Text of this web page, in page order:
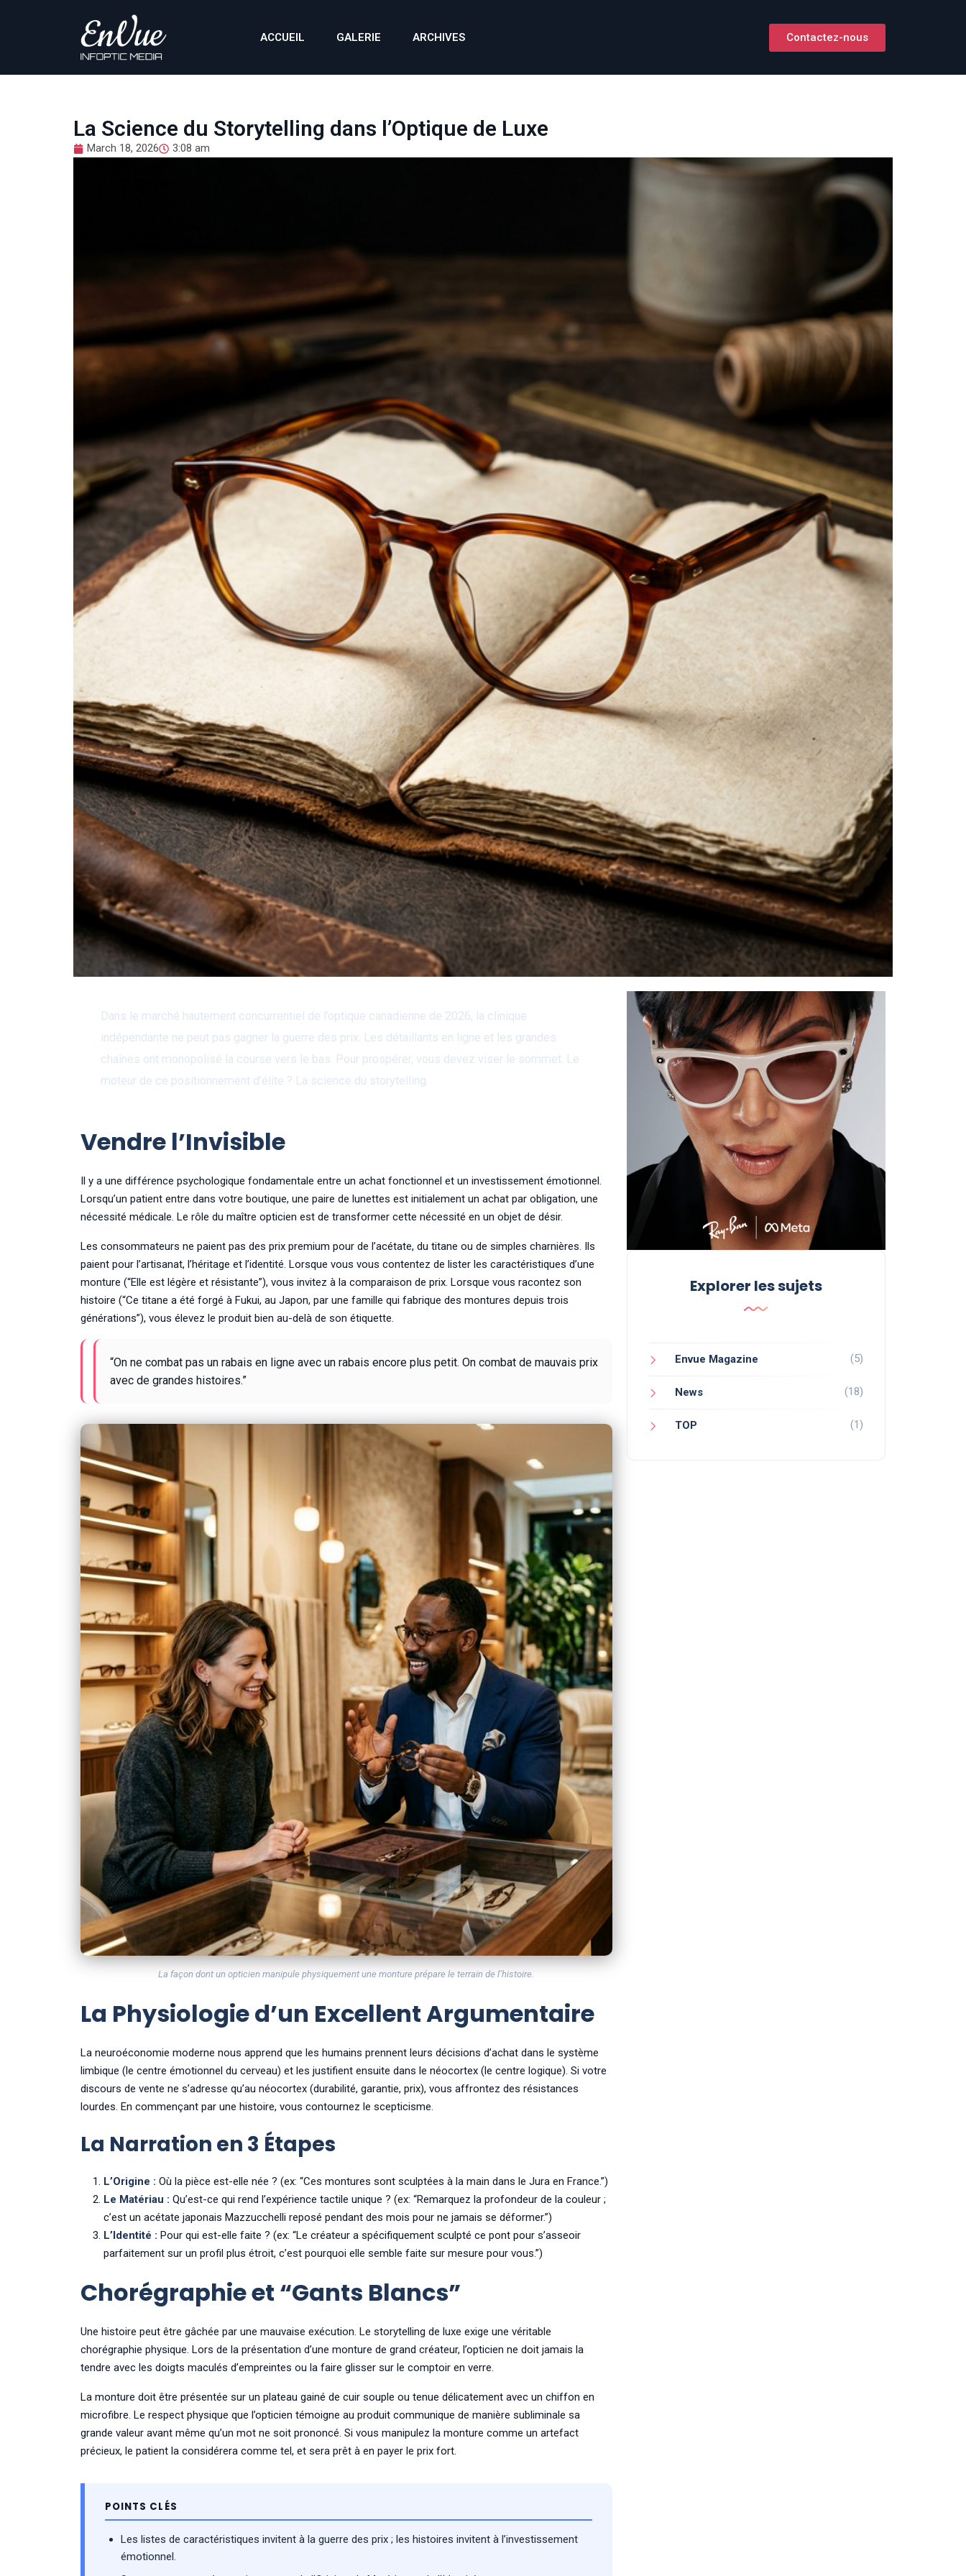
ACCUEIL GALERIE ARCHIVES Contactez-nous
La Science du Storytelling dans l’Optique de Luxe
March 18, 2026 3:08 am
Dans le marché hautement concurrentiel de l’optique canadienne de 2026, la clinique
indépendante ne peut pas gagner la guerre des prix. Les détaillants en ligne et les grandes
chaînes ont monopolisé la course vers le bas. Pour prospérer, vous devez viser le sommet. Le
moteur de ce positionnement d’élite ? La science du storytelling.
Vendre l’Invisible
Il y a une différence psychologique fondamentale entre un achat fonctionnel et un investissement émotionnel.
Lorsqu’un patient entre dans votre boutique, une paire de lunettes est initialement un achat par obligation, une
nécessité médicale. Le rôle du maître opticien est de transformer cette nécessité en un objet de désir.
Les consommateurs ne paient pas des prix premium pour de l’acétate, du titane ou de simples charnières. Ils
paient pour l’artisanat, l’héritage et l’identité. Lorsque vous vous contentez de lister les caractéristiques d’une
monture (“Elle est légère et résistante”), vous invitez à la comparaison de prix. Lorsque vous racontez son
histoire (“Ce titane a été forgé à Fukui, au Japon, par une famille qui fabrique des montures depuis trois
générations”), vous élevez le produit bien au-delà de son étiquette.
“On ne combat pas un rabais en ligne avec un rabais encore plus petit. On combat de mauvais prix
avec de grandes histoires.”
La façon dont un opticien manipule physiquement une monture prépare le terrain de l’histoire.
La Physiologie d’un Excellent Argumentaire
La neuroéconomie moderne nous apprend que les humains prennent leurs décisions d’achat dans le système
limbique (le centre émotionnel du cerveau) et les justifient ensuite dans le néocortex (le centre logique). Si votre
discours de vente ne s’adresse qu’au néocortex (durabilité, garantie, prix), vous affrontez des résistances
lourdes. En commençant par une histoire, vous contournez le scepticisme.
La Narration en 3 Étapes
L’Origine : Où la pièce est-elle née ? (ex: “Ces montures sont sculptées à la main dans le Jura en France.”)
Le Matériau : Qu’est-ce qui rend l’expérience tactile unique ? (ex: “Remarquez la profondeur de la couleur ;
c’est un acétate japonais Mazzucchelli reposé pendant des mois pour ne jamais se déformer.”)
L’Identité : Pour qui est-elle faite ? (ex: “Le créateur a spécifiquement sculpté ce pont pour s’asseoir
parfaitement sur un profil plus étroit, c’est pourquoi elle semble faite sur mesure pour vous.”)
Chorégraphie et “Gants Blancs”
Une histoire peut être gâchée par une mauvaise exécution. Le storytelling de luxe exige une véritable
chorégraphie physique. Lors de la présentation d’une monture de grand créateur, l’opticien ne doit jamais la
tendre avec les doigts maculés d’empreintes ou la faire glisser sur le comptoir en verre.
La monture doit être présentée sur un plateau gainé de cuir souple ou tenue délicatement avec un chiffon en
microfibre. Le respect physique que l’opticien témoigne au produit communique de manière subliminale sa
grande valeur avant même qu’un mot ne soit prononcé. Si vous manipulez la monture comme un artefact
précieux, le patient la considérera comme tel, et sera prêt à en payer le prix fort.
POINTS CLÉS
Les listes de caractéristiques invitent à la guerre des prix ; les histoires invitent à l’investissement
émotionnel.
Explorer les sujets
Envue Magazine (5)
News (18)
TOP (1)